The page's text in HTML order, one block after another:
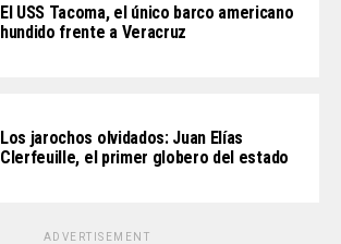
El USS Tacoma, el único barco americano
hundido frente a Veracruz
Los jarochos olvidados: Juan Elías
Clerfeuille, el primer globero del estado
ADVERTISEMENT